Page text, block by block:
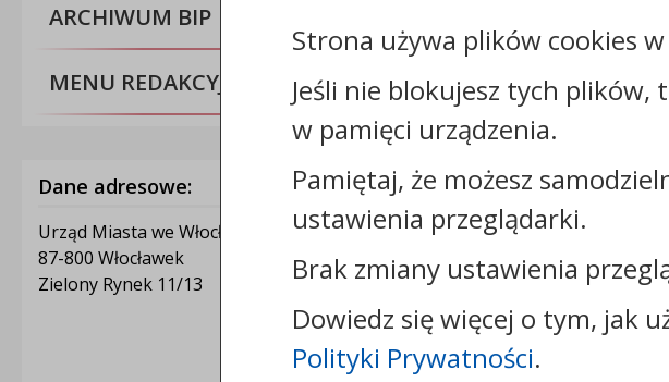
ARCHIWUM BIP
MENU REDAKCYJNE
Dane adresowe:
Urząd Miasta we Włocławku
87-800 Włocławek
Zielony Rynek 11/13
Kontakt:
tel.:+48544144000
faks: +48544144444
e-mail:
skrytka ePUAP: /
/umwloclawek/
strona www:
Strona używa plików cookies
Jeśli nie blokujesz tych plików,
w pamięci urządzenia.
Pamiętaj, że możesz
ustawienia przeglądarki.
Brak zmiany ustawienia
Dowiedz się więcej o tym, jak
Polityki Prywatności.